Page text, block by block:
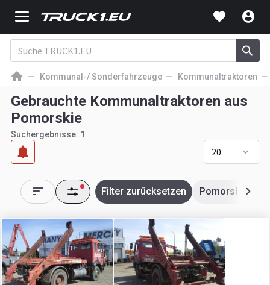
Kommunal-/ Sonderfahrzeuge Kommunaltraktoren
Gebrauchte Kommunaltraktoren aus
Pomorskie
Suchergebnisse: 1
20
Pomorskie
Filter zurücksetzen